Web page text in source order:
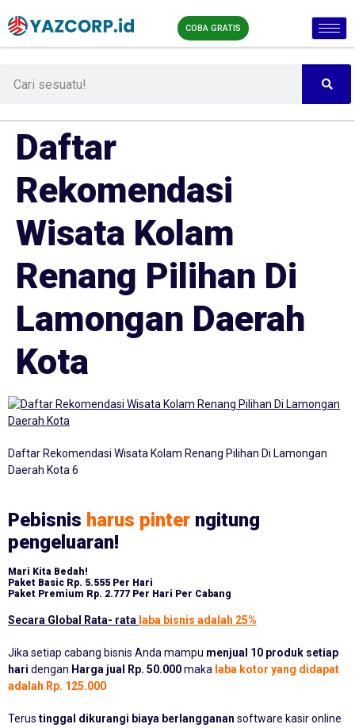
COBA GRATIS
Daftar
Rekomendasi
Wisata Kolam
Renang Pilihan Di
Lamongan Daerah
Kota
Daftar Rekomendasi Wisata Kolam Renang Pilihan Di Lamongan
Daerah Kota 6
Pebisnis harus pinter ngitung
pengeluaran!
Mari Kita Bedah!
Paket Basic Rp. 5.555 Per Hari
Paket Premium Rp. 2.777 Per Hari Per Cabang
Secara Global Rata- rata laba bisnis adalah 25%
Jika setiap cabang bisnis Anda mampu menjual 10 produk setiap
hari dengan Harga jual Rp. 50.000maka laba kotor yang didapat
adalah Rp. 125.000
Terus tinggal dikurangi biaya berlangganan software kasir online